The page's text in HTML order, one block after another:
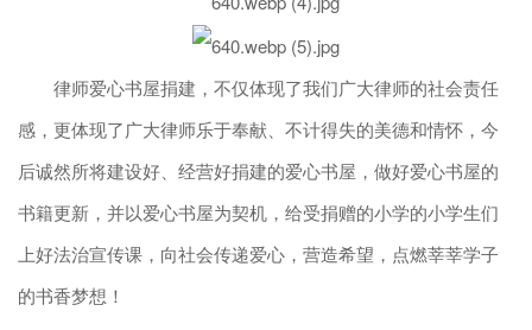
律师爱心书屋捐建，不仅体现了我们广大律师的社会责任
感，更体现了广大律师乐于奉献、不计得失的美德和情怀，今
后诚然所将建设好、经营好捐建的爱心书屋，做好爱心书屋的
书籍更新，并以爱心书屋为契机，给受捐赠的小学的小学生们
上好法治宣传课，向社会传递爱心，营造希望，点燃莘莘学子
的书香梦想！